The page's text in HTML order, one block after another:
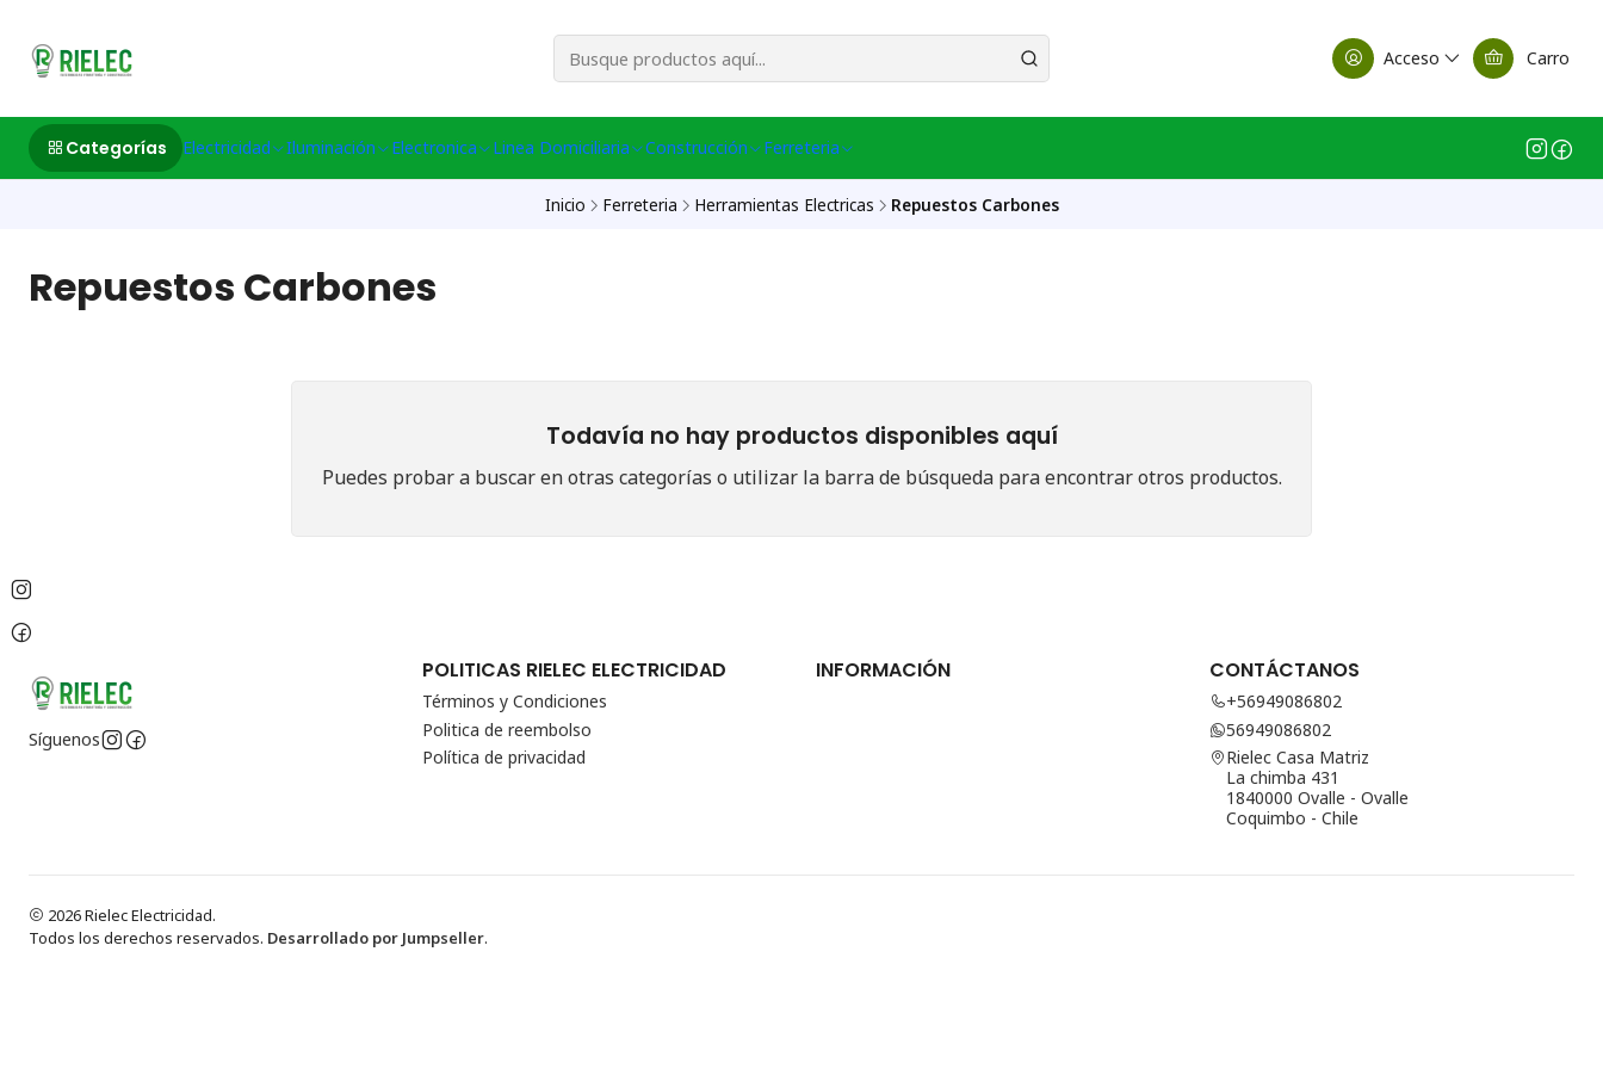
Acceso Carro
Categorías Electricidad Iluminación Electronica Linea Domiciliaria Construcción Ferreteria
Inicio Ferreteria Herramientas Electricas Repuestos Carbones
Repuestos Carbones
Todavía no hay productos disponibles aquí
Puedes probar a buscar en otras categorías o utilizar la barra de búsqueda para encontrar otros productos.
Síguenos
POLITICAS RIELEC ELECTRICIDAD
Términos y Condiciones
Politica de reembolso
Política de privacidad
INFORMACIÓN CONTÁCTANOS
+56949086802
56949086802
Rielec Casa Matriz
La chimba 431
1840000 Ovalle - Ovalle
Coquimbo - Chile
2026 Rielec Electricidad.
Todos los derechos reservados. Desarrollado por Jumpseller.